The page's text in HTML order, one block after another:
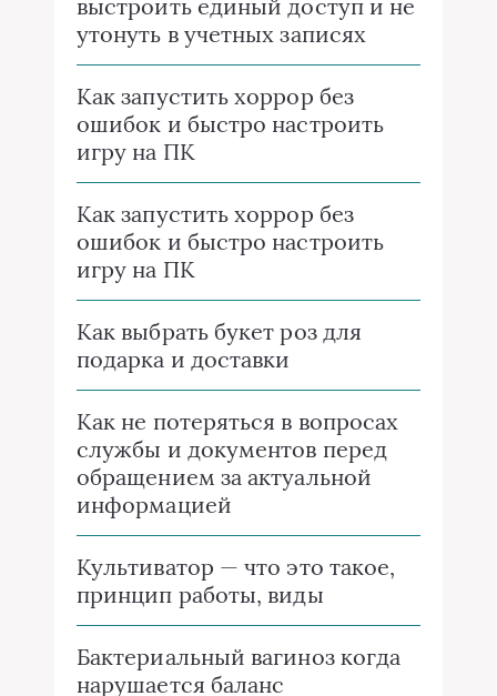
выстроить единый доступ и не
утонуть в учетных записях
Как запустить хоррор без
ошибок и быстро настроить
игру на ПК
Как запустить хоррор без
ошибок и быстро настроить
игру на ПК
Как выбрать букет роз для
подарка и доставки
Как не потеряться в вопросах
службы и документов перед
обращением за актуальной
информацией
Культиватор — что это такое,
принцип работы, виды
Бактериальный вагиноз когда
нарушается баланс